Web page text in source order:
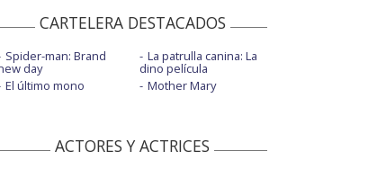
CARTELERA DESTACADOS
Spider-man: Brand
day
El último mono
La patrulla canina: La
dino película
Mother Mary
ACTORES Y ACTRICES